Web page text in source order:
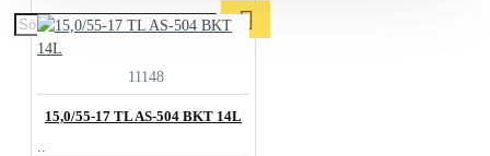
11148
15,0/55-17 TL AS-504 BKT 14L
..